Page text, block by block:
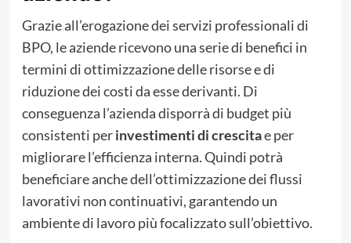
Grazie all’erogazione dei servizi professionali di
BPO, le aziende ricevono una serie di benefici in
termini di ottimizzazione delle risorse e di
riduzione dei costi da esse derivanti. Di
conseguenza l’azienda disporrà di budget più
consistenti perinvestimenti di crescitae per
migliorare l’efficienza interna. Quindi potrà
beneficiare anche dell’ottimizzazione dei flussi
lavorativi non continuativi, garantendo un
ambiente di lavoro più focalizzato sull’obiettivo.